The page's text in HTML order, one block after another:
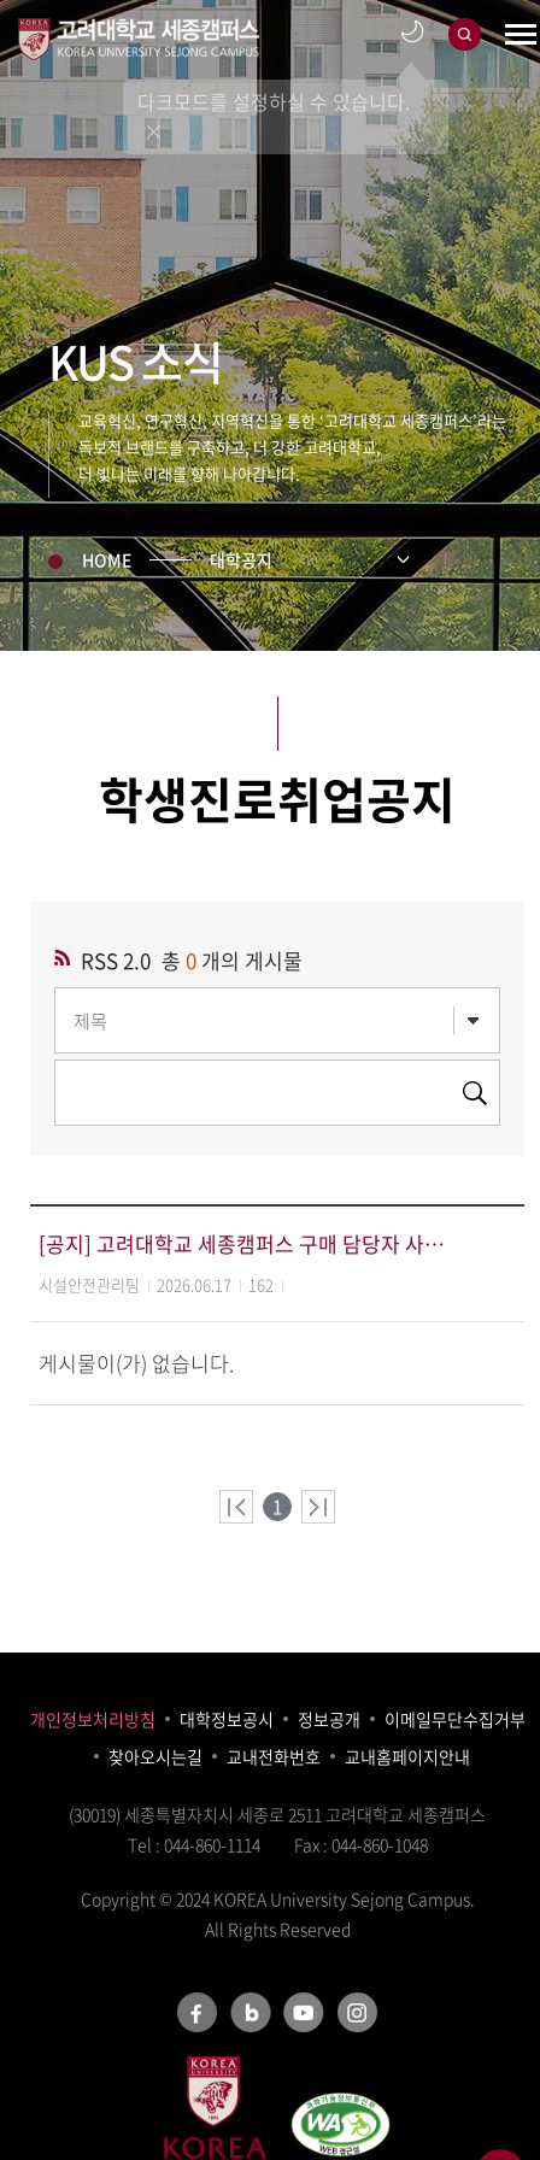
다크모드를 설정하실 수 있습니다.
KUS 소식
교육혁신, 연구혁신, 지역혁신을 통한 ‘고려대학교 세종캠퍼스’라는
독보적 브랜드를 구축하고, 더 강한 고려대학교,
더 빛나는 미래를 향해 나아갑니다.
HOME 대학공지
학생진로취업공지
RSS 2.0 총 0 개의 게시물
[공지] 고려대학교 세종캠퍼스 구매 담당자 사칭 피싱(사기) 피해 주의 안내
시설안전관리팀 2026.06.17 162
게시물이(가) 없습니다.
1
개인정보처리방침 대학정보공시 정보공개
이메일무단수집거부
찾아오시는길
교내전화번호 교내홈페이지안내
(30019) 세종특별자치시 세종로 2511 고려대학교 세종캠퍼스
Tel : 044-860-1114
Fax : 044-860-1048
Copyright © 2024 KOREA University Sejong Campus.
All Rights Reserved